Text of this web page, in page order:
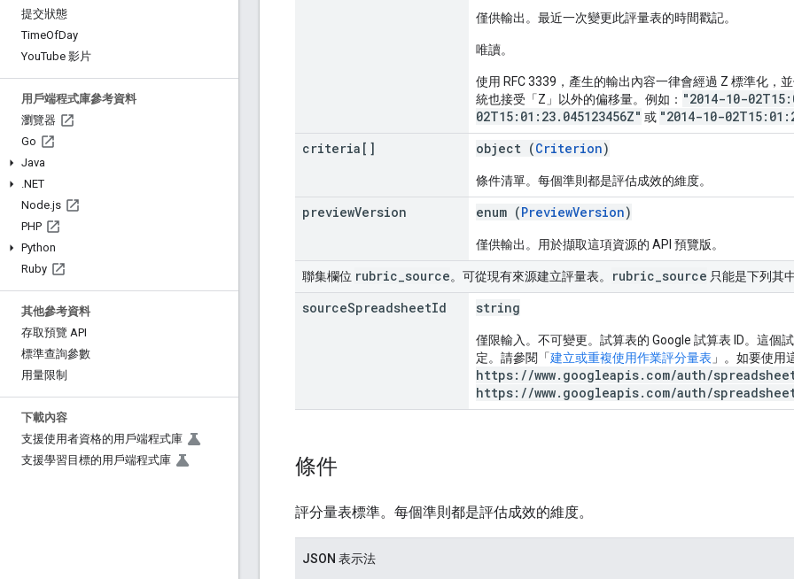
提交狀態
TimeOfDay
YouTube 影片
用戶端程式庫參考資料
瀏覽器
Go
Java
.NET
Node.js
PHP
Python
Ruby
其他參考資料
存取預覽 API
標準查詢參數
用量限制
下載內容
支援使用者資格的用戶端程式庫
支援學習目標的用戶端程式庫
僅供輸出。最近一次變更此評量表的時間戳記。
唯讀。
使用 RFC 3339，產生的輸出內容一律會經過 Z 標準化，
統也接受「Z」以外的偏移量。例如： "2014-10-
02T15:01:23.045123456Z" 或 "2014-10-
criteria[]
object (Criterion)
條件清單。每個準則都是評估成效的維度。
previewVersion enum (PreviewVersion)
僅供輸出。用於擷取這項資源的 API 預覽版。
聯集欄位 rubric source。可從現有來源建立評量表。 rubric source 只能是下列其
sourceSpreadsheetId string
僅限輸入。不可變更。試算表的 Google 試算表 ID。這個
定。請參閱「建立或重複使用作業評分量表 」。如要使用
https://www.googleapis.com/auth/
https://www.googleapis.com/auth/
條件
評分量表標準。每個準則都是評估成效的維度。
JSON 表示法